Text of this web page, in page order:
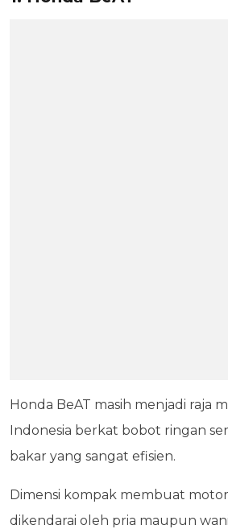
Honda BeAT masih menjadi raja
Indonesia berkat bobot ringan
bakar yang sangat efisien.
Dimensi kompak membuat
dikendarai oleh pria maupun